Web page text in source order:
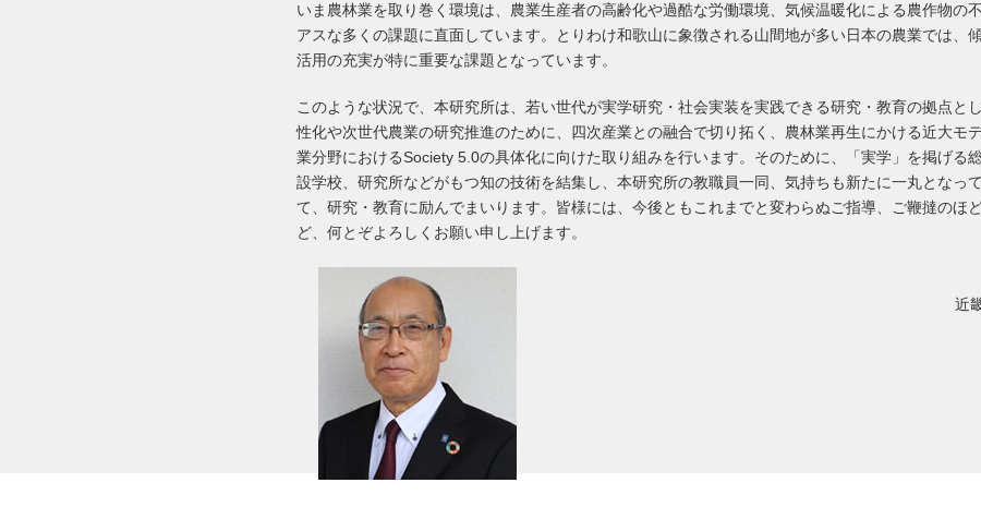
いま農林業を取り巻く環境は、農業生産者の高齢化や過酷な労働環境、気候温暖化による農作物の
アスな多くの課題に直面しています。とりわけ和歌山に象徴される山間地が多い日本の農業では、
活用の充実が特に重要な課題となっています。
このような状況で、本研究所は、若い世代が実学研究・社会実装を実践できる研究・教育の拠点と
性化や次世代農業の研究推進のために、四次産業との融合で切り拓く、農林業再生にかける近大モ
業分野におけるSociety 5.0の具体化に向けた取り組みを行います。そのために、「実学」を掲げる
設学校、研究所などがもつ知の技術を結集し、本研究所の教職員一同、気持ちも新たに一丸となっ
て、研究・教育に励んでまいります。皆様には、今後ともこれまでと変わらぬご指導、ご鞭撻のほ
ど、何とぞよろしくお願い申し上げます。
近